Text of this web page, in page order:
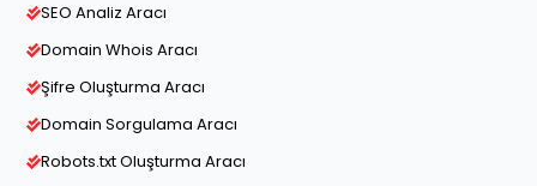
SEO Analiz Aracı
Domain Whois Aracı
Şifre Oluşturma Aracı
Domain Sorgulama Aracı
Robots.txt Oluşturma Aracı